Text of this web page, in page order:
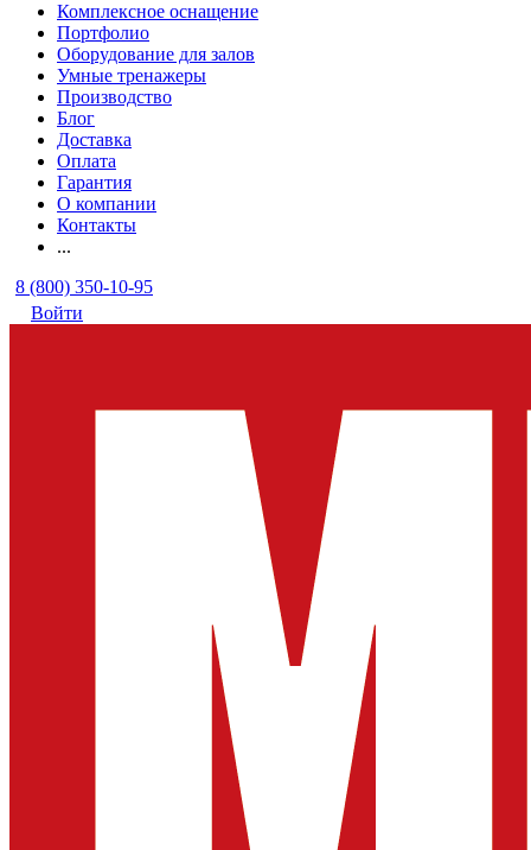
Комплексное оснащение
Портфолио
Оборудование для залов
Умные тренажеры
Производство
Блог
Доставка
Оплата
Гарантия
О компании
Контакты
...
8 (800) 350-10-95
Войти